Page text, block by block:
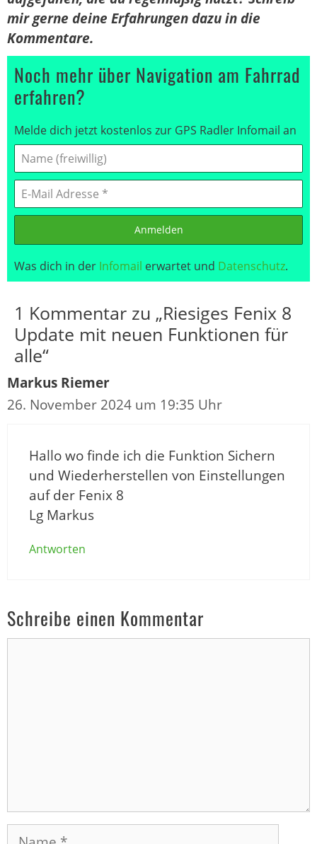
mir gerne deine Erfahrungen dazu in die
Kommentare.
Noch mehr über Navigation am Fahrrad
erfahren?
Melde dich jetzt kostenlos zur GPS Radler Infomail an
Anmelden
Was dich in der Infomail erwartet und Datenschutz.
1 Kommentar zu „Riesiges Fenix 8
Update mit neuen Funktionen für
alle“
Markus Riemer
26. November 2024 um 19:35 Uhr
Hallo wo finde ich die Funktion Sichern
und Wiederherstellen von Einstellungen
auf der Fenix 8
Lg Markus
Antworten
Schreibe einen Kommentar
Name